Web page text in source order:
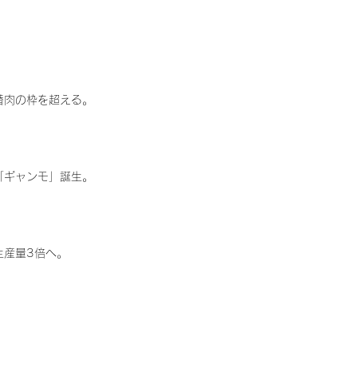
の枠を超える。
ャンモ」誕生。
量3倍へ。